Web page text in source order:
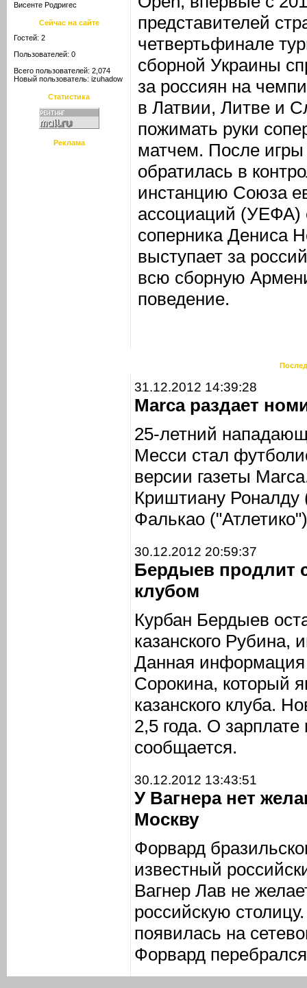
Висенте Родригес
Сейчас на сайте
Гостей: 2
Пользователей: 0
Всего пользователей: 2,074
Новый пользователь: izuhadow
Статистика
Реклама
представителей
четвертьфинале
сборной Украины
за россиян на
в Латвии, Литве и
пожимать руки
матчем. После игры
обратилась в
инстанцию Союза
ассоциаций (УЕФА)
соперника Дениса
выступает за
всю сборную
поведение.
31.12.2012 14:39:28
Marca раздает
25-летний
Месси стал
версии газеты
Криштиану
Фалькао
30.12.2012 20:59:37
Бердыев продлит
клубом
Курбан Бердыев
казанского
Данная информация
Сорокина, который
казанского клуба.
2,5 года. О
сообщается.
30.12.2012 13:43:51
У Вагнера нет
Москву
Форвард
известный
Вагнер Лав не
российскую
появилась на
Форвард